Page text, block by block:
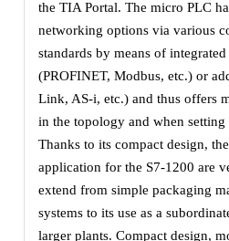
the TIA Portal. The micro PLC
networking options via various
standards by means of
(PROFINET, Modbus, etc.) or
Link, AS-i, etc.) and thus offers
in the topology and when setting
Thanks to its compact design,
application for the S7-1200 are
extend from simple packaging
systems to its use as a
larger plants. Compact design,